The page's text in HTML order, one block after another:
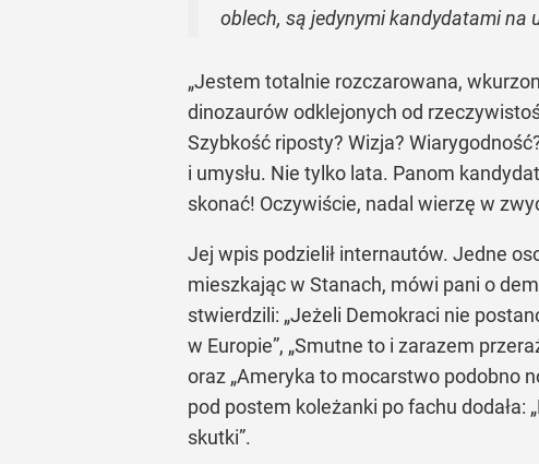
oblech, są jedynymi kandydatami na
„Jestem totalnie rozczarowana,
dinozaurów odklejonych od
Szybkość riposty? Wizja?
i umysłu. Nie tylko lata. Panom
skonać! Oczywiście, nadal wierzę w
Jej wpis podzielił internautów. Jedne
mieszkając w Stanach, mówi pani o
stwierdzili: „Jeżeli Demokraci nie
w Europie”, „Smutne to i zarazem
oraz „Ameryka to mocarstwo podobno
pod postem koleżanki po fachu
skutki”.